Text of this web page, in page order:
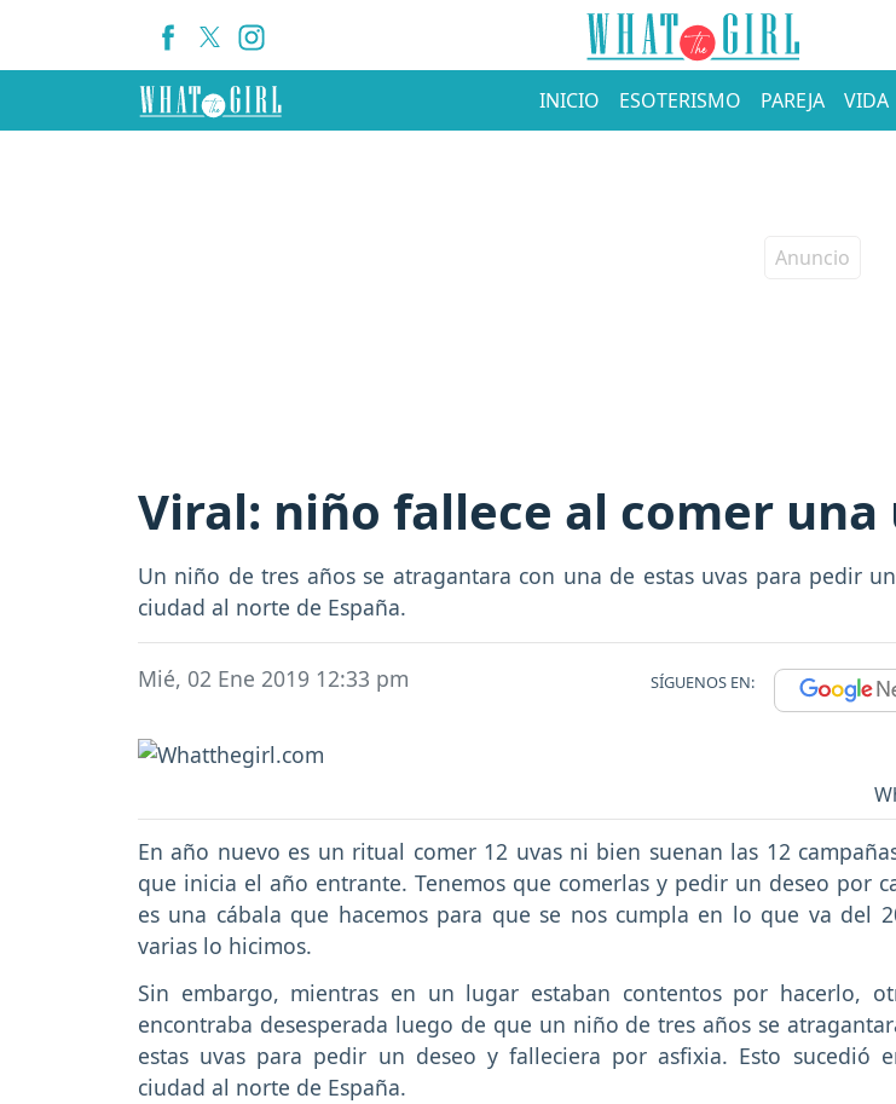
INICIO ESOTERISMO PAREJA VIDA
Viral: niño fallece al comer
Un niño de tres años se atragantara con una de estas uvas para pedir
ciudad al norte de España.
Mié, 02 Ene 2019 12:33 pm SÍGUENOS EN:
En año nuevo es un ritual comer 12 uvas ni bien suenan las 12
que inicia el año entrante. Tenemos que comerlas y pedir un deseo por
es una cábala que hacemos para que se nos cumpla en lo que va del
varias lo hicimos.
Sin embargo, mientras en un lugar estaban contentos por hacerlo,
encontraba desesperada luego de que un niño de tres años se
estas uvas para pedir un deseo y falleciera por asfixia. Esto sucedió
ciudad al norte de España.